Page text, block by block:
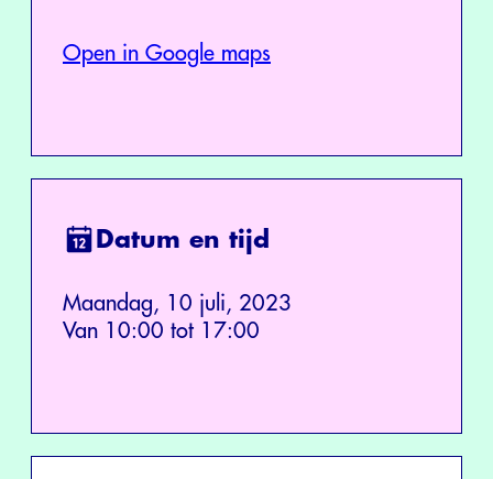
Open in Google maps
Datum en tijd
Maandag, 10 juli, 2023
Van 10:00 tot 17:00